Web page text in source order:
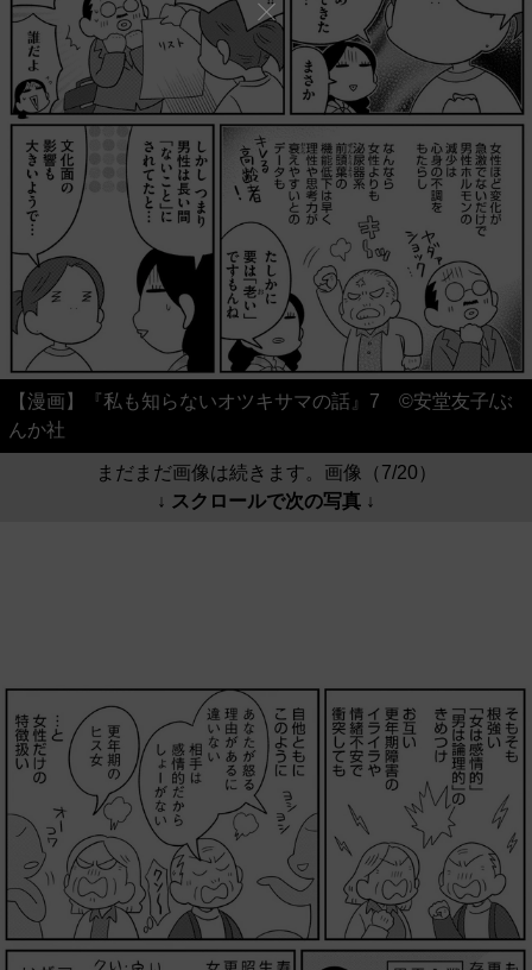
【漫画】『私も知らないオツキサマの話』7 ©安堂友子/ぶ
んか社
まだまだ画像は続きます。画像（7/20）
↓ スクロールで次の写真 ↓